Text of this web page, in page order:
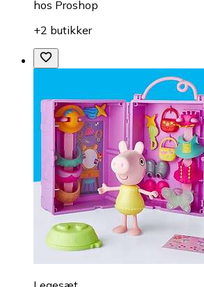
hos Proshop
+2 butikker